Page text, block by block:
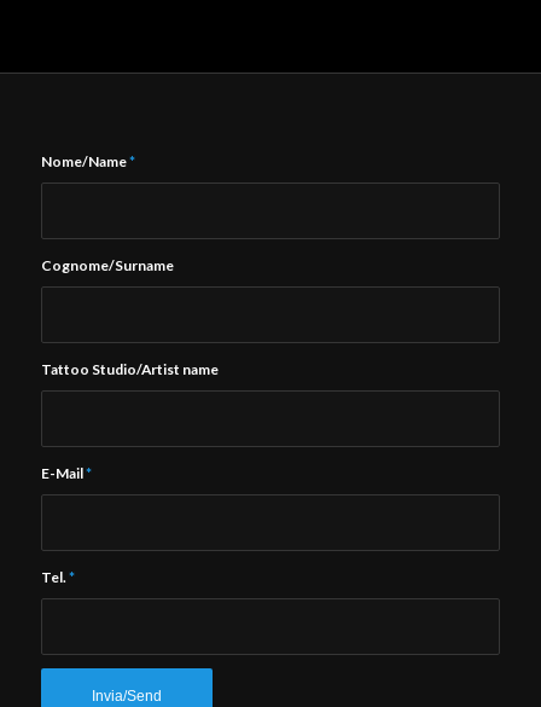
Nome/Name*
Cognome/Surname
Tattoo Studio/Artist name
E-Mail*
Tel.*